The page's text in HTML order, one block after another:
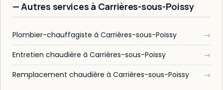
— Autres services à Carrières-sous-Poissy
Plombier-chauffagiste à Carrières-sous-Poissy
→
Entretien chaudière à Carrières-sous-Poissy
→
Remplacement chaudière à Carrières-sous-Poissy
→